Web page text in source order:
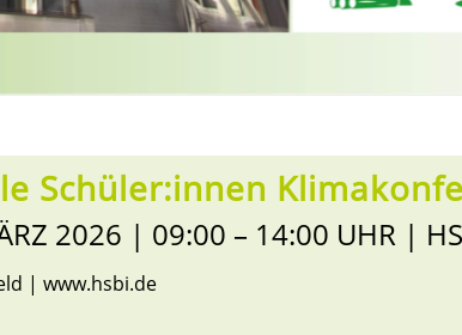
Schüler:innen
2026 | 09:00 – 14:00 UHR |
| www.hsbi.de